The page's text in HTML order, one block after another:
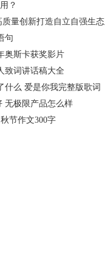
？
量创新打造自立自强生
句
奥斯卡获奖影片
致词讲话稿大全
什么 爱是你我完整版歌词
无极限产品怎么样
节作文300字